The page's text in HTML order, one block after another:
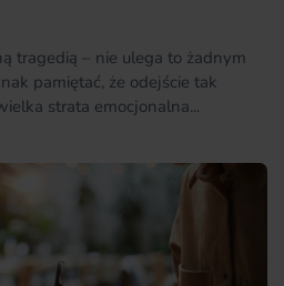
tragedią – nie ulega to żadnym
pamiętać, że odejście tak
strata emocjonalna...